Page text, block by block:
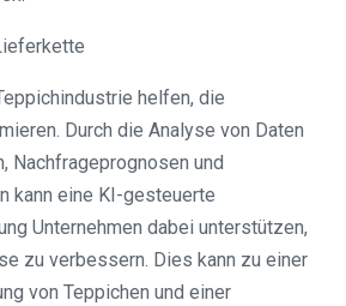
helfen, die
Durch die Analyse von Daten
Nachfrageprognosen und
kann eine KI-gesteuerte
Unternehmen dabei unterstützen,
zu verbessern. Dies kann zu einer
von Teppichen und einer